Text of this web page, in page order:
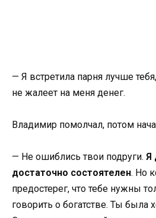
— Я встретила парня лучше
не жалеет на меня денег.
Владимир помолчал, потом
— Не ошиблись твои подруги. Я
достаточно состоятелен. Но
предостерег, что тебе нужны
говорить о богатстве. Ты была